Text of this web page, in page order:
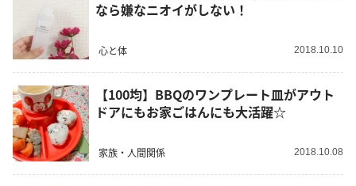
なら嫌なニオイがしない！
心と体 2018.10.10
【100均】BBQのワンプレート皿がアウト
ドアにもお家ごはんにも大活躍☆
家族・人間関係 2018.10.08